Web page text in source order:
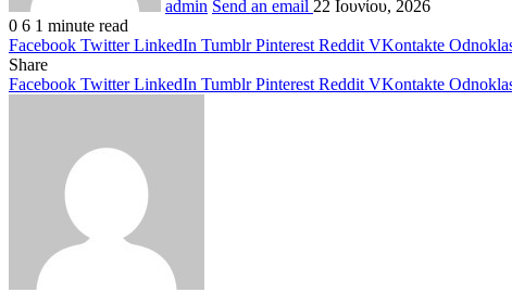
admin Send an email 22 Ιουνίου, 2026
0 6 1 minute read
Facebook Twitter LinkedIn Tumblr Pinterest Reddit VKontakte
Share
Facebook Twitter LinkedIn Tumblr Pinterest Reddit VKontakte